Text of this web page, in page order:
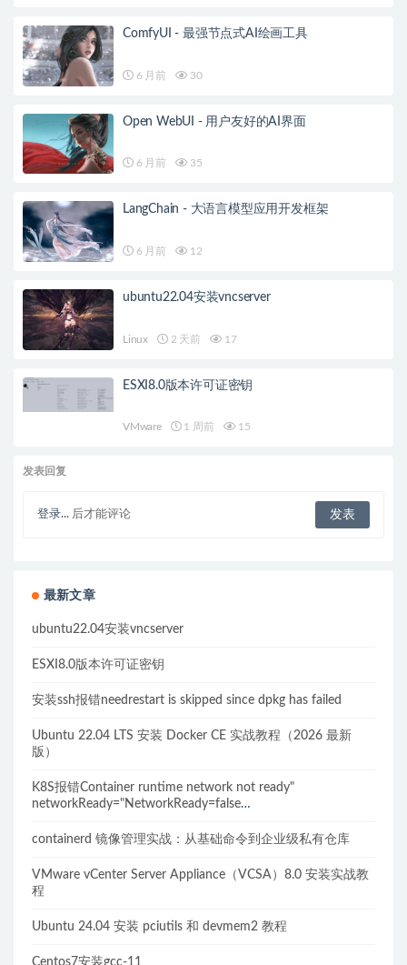
ComfyUI - 最强节点式AI绘画工具
6 月前 30
Open WebUI - 用户友好的AI界面
6 月前 35
LangChain - 大语言模型应用开发框架
6 月前 12
ubuntu22.04安装vncserver
Linux 2 天前 17
ESXI8.0版本许可证密钥
VMware 1 周前 15
发表回复
登录... 后才能评论
最新文章
ubuntu22.04安装vncserver
ESXI8.0版本许可证密钥
安装ssh报错needrestart is skipped since dpkg has failed
Ubuntu 22.04 LTS 安装 Docker CE 实战教程（2026 最新
版）
K8S报错Container runtime network not ready"
networkReady="NetworkReady=false
containerd 镜像管理实战：从基础命令到企业级私有仓库
VMware vCenter Server Appliance（VCSA）8.0 安装实战教
程
Ubuntu 24.04 安装 pciutils 和 devmem2 教程